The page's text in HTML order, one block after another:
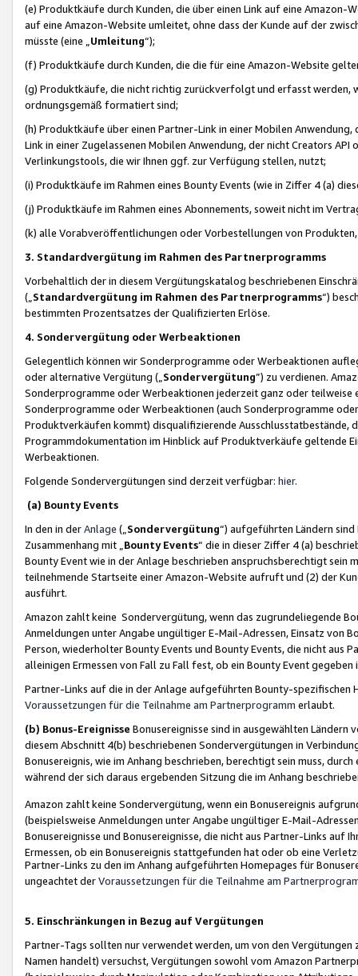
(e) Produktkäufe durch Kunden, die über einen Link auf eine
auf eine Amazon-Website umleitet, ohne dass der Kunde auf der
müsste (eine „ Umleitung“);
(f) Produktkäufe durch Kunden, die die für eine Amazon-Website
(g) Produktkäufe, die nicht richtig zurückverfolgt und erfasst werden,
ordnungsgemäß formatiert sind;
(h) Produktkäufe über einen Partner-Link in einer Mobilen
Link in einer Zugelassenen Mobilen Anwendung, der nicht Creators
Verlinkungstools, die wir Ihnen ggf. zur Verfügung stellen, nutzt;
(i) Produktkäufe im Rahmen eines Bounty Events (wie in Ziffer 4 (a)
(j) Produktkäufe im Rahmen eines Abonnements, soweit nicht im
(k) alle Vorabveröffentlichungen oder Vorbestellungen von
3. Standardvergütung im Rahmen des Partnerprogramms
Vorbehaltlich der in diesem Vergütungskatalog beschriebenen
(„ Standardvergütung im Rahmen des Partnerprogramms“)
bestimmten Prozentsatzes der Qualifizierten Erlöse.
4. Sondervergütung oder Werbeaktionen
Gelegentlich können wir Sonderprogramme oder Werbeaktionen
oder alternative Vergütung („ Sondervergütung”) zu verdienen.
Sonderprogramme oder Werbeaktionen jederzeit ganz oder
Sonderprogramme oder Werbeaktionen (auch Sonderprogramme
Produktverkäufen kommt) disqualifizierende Ausschlusstatbestände,
Programmdokumentation im Hinblick auf Produktverkäufe geltende
Werbeaktionen.
Folgende Sondervergütungen sind derzeit verfügbar: hier.
(a) Bounty Events
In den in derAnlage („ Sondervergütung“) aufgeführten Ländern
Zusammenhang mit „ Bounty Events“ die in dieser Ziffer 4 (a)
Bounty Event wie in der Anlage beschrieben anspruchsberechtigt sein
teilnehmende Startseite einer Amazon-Website aufruft und (2) der
ausführt.
Amazon zahlt keine Sondervergütung, wenn das zugrundeliegende
Anmeldungen unter Angabe ungültiger E-Mail-Adressen, Einsatz von
Person, wiederholter Bounty Events und Bounty Events, die nicht
alleinigen Ermessen von Fall zu Fall fest, ob ein Bounty Event
Partner-Links auf die in der Anlage aufgeführten Bounty-spezifischen
Voraussetzungen für die Teilnahme am Partnerprogramm erlaubt.
(b) Bonus-Ereignisse Bonusereignisse sind in ausgewählten Ländern
diesem Abschnitt 4(b) beschriebenen Sondervergütungen in
Bonusereignis, wie im Anhang beschrieben, berechtigt sein muss,
während der sich daraus ergebenden Sitzung die im Anhang
Amazon zahlt keine Sondervergütung, wenn ein Bonusereignis
(beispielsweise Anmeldungen unter Angabe ungültiger E-Mail-
Bonusereignisse und Bonusereignisse, die nicht aus Partner-Links auf
Ermessen, ob ein Bonusereignis stattgefunden hat oder ob eine
Partner-Links zu den im Anhang aufgeführten Homepages für
ungeachtet derVoraussetzungen für die Teilnahme am
5. Einschränkungen in Bezug auf Vergütungen
Partner-Tags sollten nur verwendet werden, um von den
Namen handelt) versuchst, Vergütungen sowohl vom Amazon